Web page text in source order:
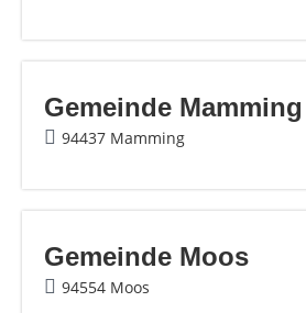
Gemeinde Mamming
94437 Mamming
Gemeinde Moos
94554 Moos